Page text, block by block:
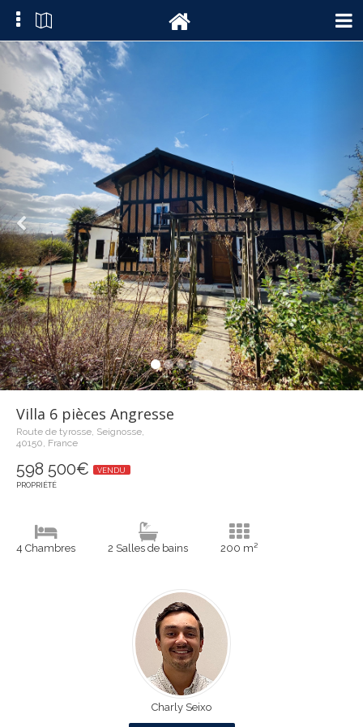
Villa 6 pièces Angresse
Route de tyrosse, Seignosse,
40150, France
598 500€
VENDU
PROPRIÉTÉ
4 Chambres 2 Salles de bains 200 m²
Charly Seixo